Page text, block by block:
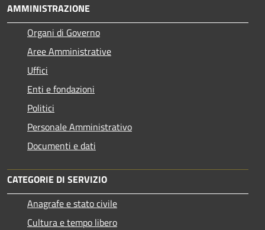
AMMINISTRAZIONE
Organi di Governo
Aree Amministrative
Uffici
Enti e fondazioni
Politici
Personale Amministrativo
Documenti e dati
CATEGORIE DI SERVIZIO
Anagrafe e stato civile
Cultura e tempo libero